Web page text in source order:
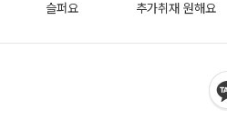
슬퍼요 추가취재 원해요